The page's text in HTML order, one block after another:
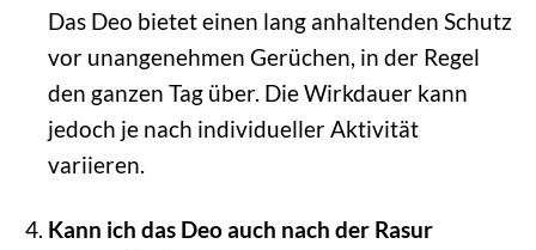
Das Deo bietet einen lang anhaltenden Schutz
vor unangenehmen Gerüchen, in der Regel
den ganzen Tag über. Die Wirkdauer kann
jedoch je nach individueller Aktivität
variieren.
Kann ich das Deo auch nach der Rasur